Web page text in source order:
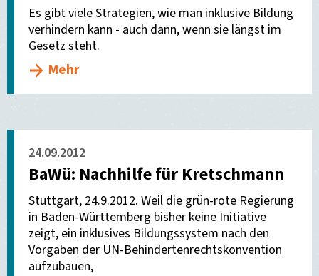
Es gibt viele Strategien, wie man inklusive Bildung
verhindern kann - auch dann, wenn sie längst im
Gesetz steht.
Mehr
24.09.2012
BaWü: Nachhilfe für Kretschmann
Stuttgart, 24.9.2012. Weil die grün-rote Regierung
in Baden-Württemberg bisher keine Initiative
zeigt, ein inklusives Bildungssystem nach den
Vorgaben der UN-Behindertenrechtskonvention
aufzubauen,